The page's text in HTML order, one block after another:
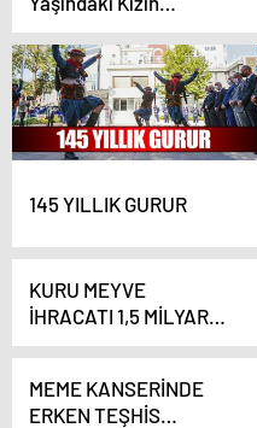
Üzerinden Geçti
145 YILLIK GURUR
KURU MEYVE
İHRACATI 1,5 MİLYAR
DOLARA KOŞUYOR
MEME KANSERİNDE
ERKEN TEŞHİS